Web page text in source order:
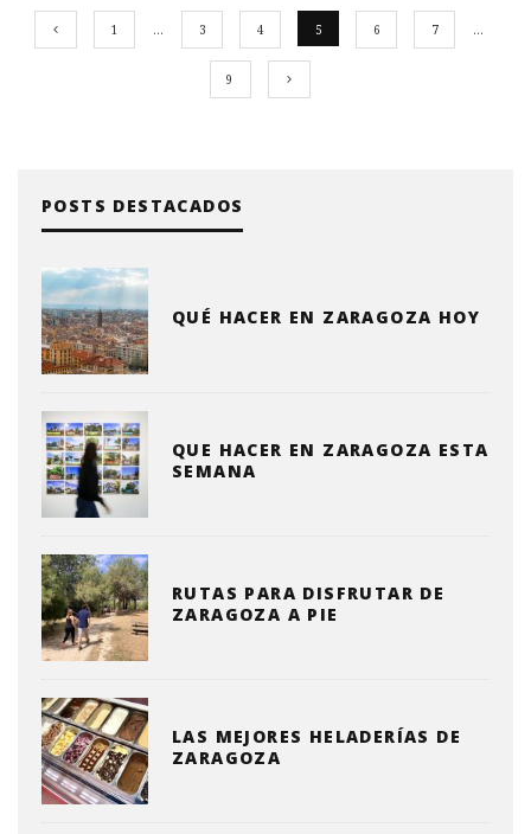
1 … 3 4 5 6 7 …
9
POSTS DESTACADOS
QUÉ HACER EN ZARAGOZA HOY
QUE HACER EN ZARAGOZA ESTA
SEMANA
RUTAS PARA DISFRUTAR DE
ZARAGOZA A PIE
LAS MEJORES HELADERÍAS DE
ZARAGOZA